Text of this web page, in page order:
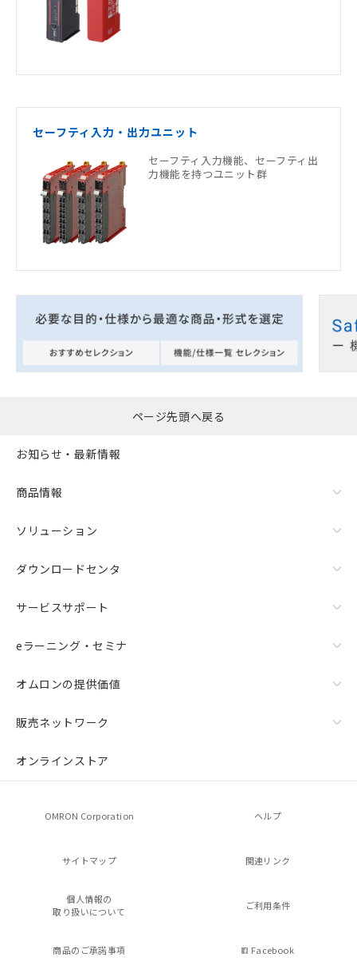
セーフティ入力・出力ユニット
セーフティ入力機能、セーフティ出
力機能を持つユニット群
ページ先頭へ戻る
お知らせ・最新情報
商品情報
ソリューション
ダウンロードセンタ
サービスサポート
eラーニング・セミナ
オムロンの提供価値
販売ネットワーク
オンラインストア
OMRON Corporation ヘルプ
サイトマップ 関連リンク
個人情報の
取り扱いについて
ご利用条件
商品のご承諾事項 Facebook